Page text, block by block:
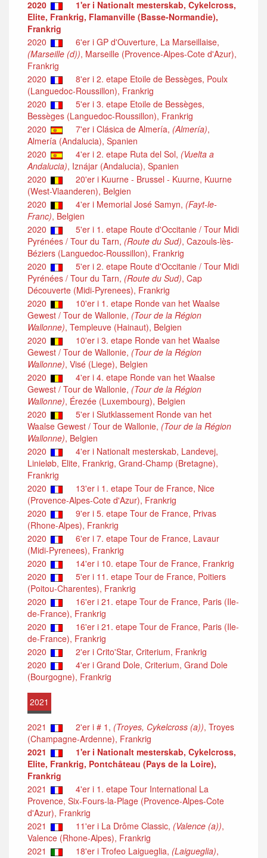
2020
1'er i Nationalt mesterskab, Cykelcross,
Elite, Frankrig, Flamanville (Basse-Normandie),
Frankrig
2020
6'er i GP d'Ouverture, La Marseillaise,
(Marseille (d)), Marseille (Provence-Alpes-Cote d'Azur),
Frankrig
2020
8'er i 2. etape Etoile de Bessèges, Poulx
(Languedoc-Roussillon), Frankrig
2020
5'er i 3. etape Etoile de Bessèges,
Bessèges (Languedoc-Roussillon), Frankrig
2020
7'er i Clásica de Almería, (Almería),
Almería (Andalucia), Spanien
2020
4'er i 2. etape Ruta del Sol, (Vuelta a
Andalucia), Iznájar (Andalucia), Spanien
2020
20'er i Kuurne - Brussel - Kuurne, Kuurne
(West-Vlaanderen), Belgien
2020
4'er i Memorial José Samyn, (Fayt-le-
Franc), Belgien
2020
5'er i 1. etape Route d'Occitanie / Tour Midi
Pyrénées / Tour du Tarn, (Route du Sud), Cazouls-lès-
Béziers (Languedoc-Roussillon), Frankrig
2020
5'er i 2. etape Route d'Occitanie / Tour Midi
Pyrénées / Tour du Tarn, (Route du Sud), Cap
Découverte (Midi-Pyrenees), Frankrig
2020
10'er i 1. etape Ronde van het Waalse
Gewest / Tour de Wallonie, (Tour de la Région
Wallonne), Templeuve (Hainaut), Belgien
2020
10'er i 3. etape Ronde van het Waalse
Gewest / Tour de Wallonie, (Tour de la Région
Wallonne), Visé (Liege), Belgien
2020
4'er i 4. etape Ronde van het Waalse
Gewest / Tour de Wallonie, (Tour de la Région
Wallonne), Érezée (Luxembourg), Belgien
2020
5'er i Slutklassement Ronde van het
Waalse Gewest / Tour de Wallonie, (Tour de la Région
Wallonne), Belgien
2020
4'er i Nationalt mesterskab, Landevej,
Linieløb, Elite, Frankrig, Grand-Champ (Bretagne),
Frankrig
2020
13'er i 1. etape Tour de France, Nice
(Provence-Alpes-Cote d'Azur), Frankrig
2020
9'er i 5. etape Tour de France, Privas
(Rhone-Alpes), Frankrig
2020
6'er i 7. etape Tour de France, Lavaur
(Midi-Pyrenees), Frankrig
2020
14'er i 10. etape Tour de France, Frankrig
2020
5'er i 11. etape Tour de France, Poitiers
(Poitou-Charentes), Frankrig
2020
16'er i 21. etape Tour de France, Paris (Ile-
de-France), Frankrig
2020
16'er i 21. etape Tour de France, Paris (Ile-
de-France), Frankrig
2020
2'er i Crito'Star, Criterium, Frankrig
2020
4'er i Grand Dole, Criterium, Grand Dole
(Bourgogne), Frankrig
2021
2021 2'er i # 1, (Troyes, Cykelcross (a)), Troyes
(Champagne-Ardenne), Frankrig
2021
1'er i Nationalt mesterskab, Cykelcross,
Elite, Frankrig, Pontchâteau (Pays de la Loire),
Frankrig
2021
4'er i 1. etape Tour International La
Provence, Six-Fours-la-Plage (Provence-Alpes-Cote
d'Azur), Frankrig
2021
11'er i La Drôme Classic, (Valence (a)),
Valence (Rhone-Alpes), Frankrig
2021
18'er i Trofeo Laigueglia, (Laigueglia),